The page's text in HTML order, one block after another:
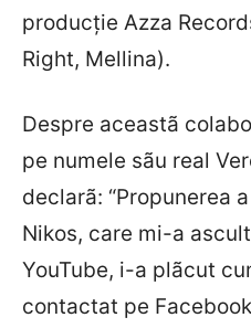
producţie Azza
Right, Mellina).
Despre aceastã
pe numele sãu real
declarã: “Propunerea
Nikos, care mi-a
YouTube, i-a plãcut
contactat pe